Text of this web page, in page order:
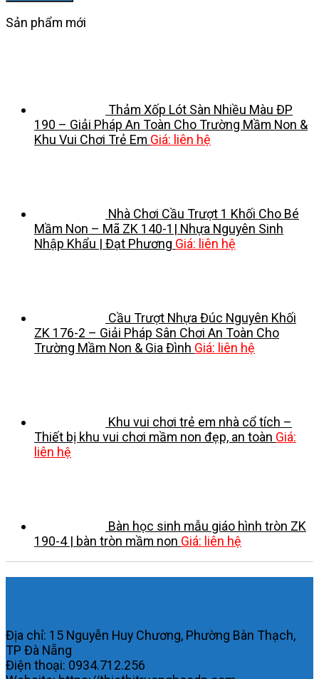
Sản phẩm mới
Thảm Xốp Lót Sàn Nhiều Màu ĐP
190 – Giải Pháp An Toàn Cho Trường Mầm Non &
Khu Vui Chơi Trẻ Em Giá: liên hệ
Nhà Chơi Cầu Trượt 1 Khối Cho Bé
Mầm Non – Mã ZK 140-1| Nhựa Nguyên Sinh
Nhập Khẩu | Đạt Phương Giá: liên hệ
Cầu Trượt Nhựa Đúc Nguyên Khối
ZK 176-2 – Giải Pháp Sân Chơi An Toàn Cho
Trường Mầm Non & Gia Đình Giá: liên hệ
Khu vui chơi trẻ em nhà cổ tích –
Thiết bị khu vui chơi mầm non đẹp, an toàn Giá:
liên hệ
Bàn học sinh mẫu giáo hình tròn ZK
190-4 | bàn tròn mầm non Giá: liên hệ
Địa chỉ: 15 Nguyễn Huy Chương, Phường Bàn Thạch,
TP Đà Nẵng
Điện thoại: 0934.712.256